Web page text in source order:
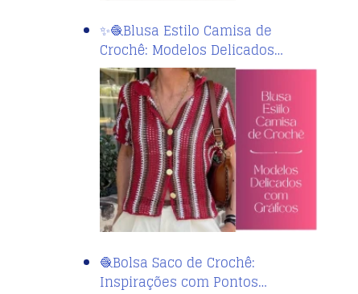
✨🧶Blusa Estilo Camisa de
Crochê: Modelos Delicados…
🧶Bolsa Saco de Crochê:
Inspirações com Pontos…